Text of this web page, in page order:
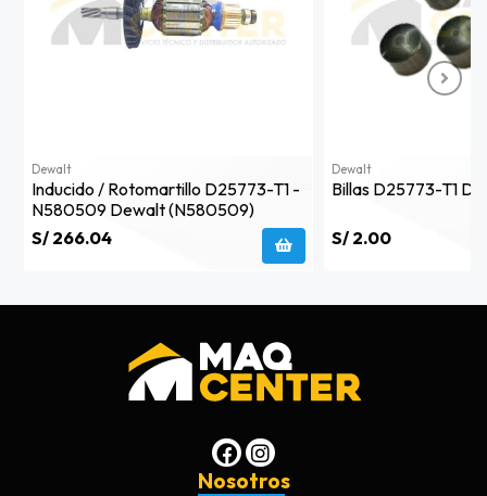
Dewalt
Inducido / Rotomartillo D25773-T1 -
N580509 Dewalt (n580509)
S/ 266.04
Dewalt
Billas D25773-T1
S/ 2.00
Nosotros